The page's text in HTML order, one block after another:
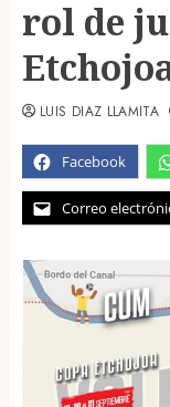
rol de
Facebook
Correo
LUIS DIAZ LLAMITA